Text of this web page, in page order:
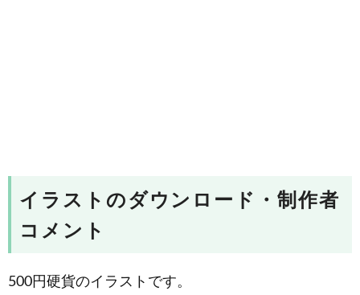
イラストのダウンロード・制作者
コメント
500円硬貨のイラストです。